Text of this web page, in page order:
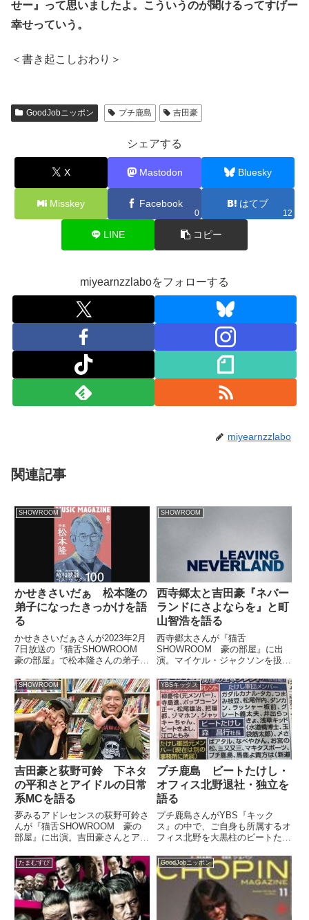
せー』って思いましたよ。こういうのが聞けるってすげー
幸せっていう。
＜書き起こしおわり＞
GoodJobニッポン プチ鹿島 吉田豪
シェアする
X Mastodon Bluesky
Misskey Facebook
0
はてブ
12
LINE コピー
miyearnzzlaboをフォローする
miyearnzzlabo
関連記事
SHOWROOM
かせきさいだぁ 松本隆の
弟子になったきっかけを語
る
かせきさいだぁさんが2023年2月
7日放送の『猫舌SHOWROOM
豪の部屋』で松本隆さんの弟子に
ました。
SHOWROOM
西寺郷太と吉田豪『ネバー
ランドにさよならを』と町
山智浩を語る
西寺郷太さんが『猫舌
SHOWROOM 豪の部屋』に出
演。マイケル・ジャクソンを扱っ
ランドにさよならを・原題：
Leaving Neverland』と、それを
TBSラジオたまむすびで町山智浩
さんが紹介した件について...
SHOWROOM
吉田豪と荻野可鈴 下ネタ
の平和さとアイドルの日常
系MCを語る
夢みるアドレセンスの荻野可鈴さ
んが『猫舌SHOWROOM 豪の
部屋』に出演。吉田豪さんとアイ
トを話していました。
YBSキックス
プチ鹿島 ビートたけし・
オフィス北野退社・独立を
語る
プチ鹿島さんがYBS『キック
ス』の中で、ご自身も所属するオ
フィス北野を大黒柱のビートたけ
ク。所属タレント向けに事務所が
開いた説明会の模様などを話して
いました。（プチ鹿島）さあ、そ
ういうことでたけしさんがね、独
たまむすび GoodJobニッポン